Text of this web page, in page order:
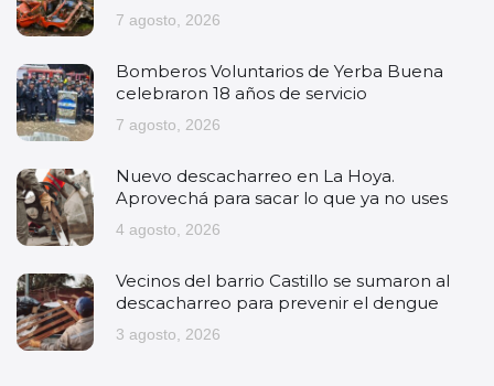
7 agosto, 2026
Bomberos Voluntarios de Yerba Buena
celebraron 18 años de servicio
7 agosto, 2026
Nuevo descacharreo en La Hoya.
Aprovechá para sacar lo que ya no uses
4 agosto, 2026
Vecinos del barrio Castillo se sumaron al
descacharreo para prevenir el dengue
3 agosto, 2026